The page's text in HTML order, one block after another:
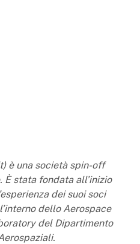
è una società spin-off
stata fondata all’inizio
dei suoi soci
dello Aerospace
del Dipartimento